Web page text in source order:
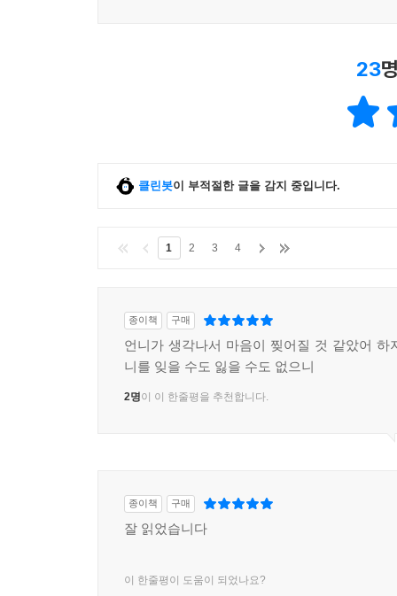
23
클린봇이 부적절한 글을 감지 중입니다.
1 2 3 4
종이책 구매
언니가 생각나서 마음이 찢어질 것 같았어 하
니를 잊을 수도 잃을 수도 없으니
2명이 이 한줄평을 추천합니다.
종이책 구매
잘 읽었습니다
이 한줄평이 도움이 되었나요?